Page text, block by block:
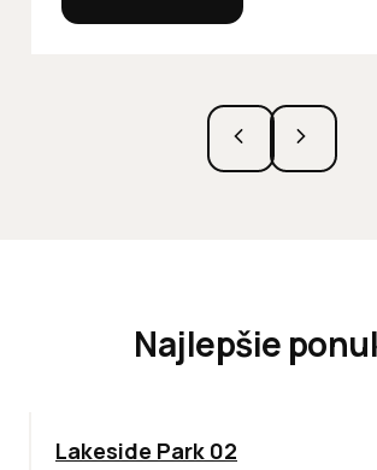
Najlepšie
ODPORÚČAME
Lakeside Park 02